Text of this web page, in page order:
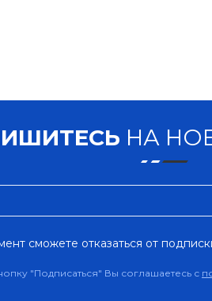
НА
сможете отказаться от
"Подписаться" Вы соглашаетесь с